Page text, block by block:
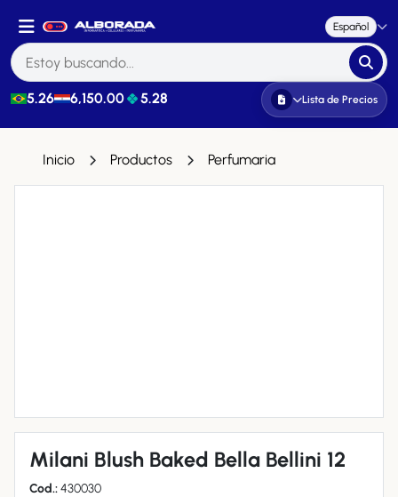
Español
5.26 6,150.00 5.28 Lista de Precios
Inicio Productos Perfumaria
Milani Blush Baked Bella Bellini 12
Cod.:430030